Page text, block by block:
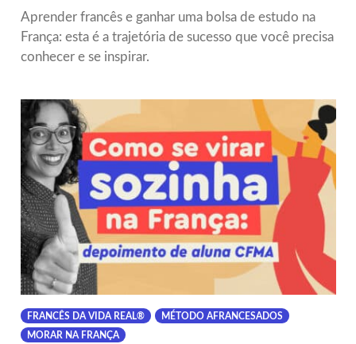
Aprender francês e ganhar uma bolsa de estudo na
França: esta é a trajetória de sucesso que você precisa
conhecer e se inspirar.
FRANCÊS DA VIDA REAL®
MÉTODO AFRANCESADOS
MORAR NA FRANÇA